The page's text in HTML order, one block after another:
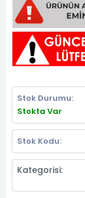
Stok Durumu:
Stokta Var
Stok Kodu:
Kategorisi: